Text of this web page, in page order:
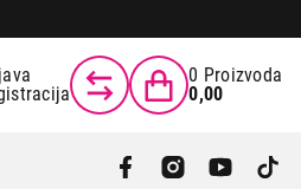
0 Proizvoda
0,00